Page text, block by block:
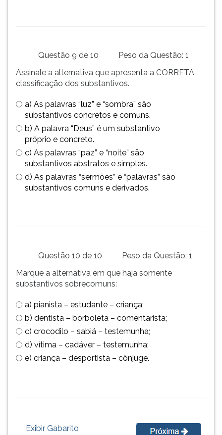
Questão 9 de 10
Peso da Questão: 1
Assinale a alternativa que apresenta a CORRETA
classificação dos substantivos.
a) As palavras “luz” e “sombra” são
substantivos concretos e comuns.
b) A palavra “Deus” é um substantivo
próprio e concreto.
c) As palavras “paz” e “noite” são
substantivos abstratos e simples.
d) As palavras “sermões” e “palavras” são
substantivos comuns e derivados.
Questão 10 de 10
Peso da Questão: 1
Marque a alternativa em que haja somente
substantivos sobrecomuns:
a) pianista – estudante – criança;
b) dentista – borboleta – comentarista;
c) crocodilo – sabiá – testemunha;
d) vítima – cadáver – testemunha;
e) criança – desportista – cônjuge.
Exibir Gabarito